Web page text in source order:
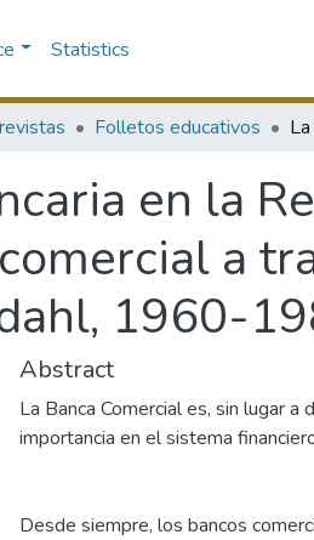
Statistics
Folletos educativos
en la
a
1960-
Abstract
La Banca Comercial es, sin lugar
importancia en el sistema
Desde siempre, los bancos